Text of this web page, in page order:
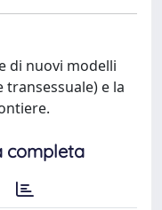
di nuovi modelli
e la
completa